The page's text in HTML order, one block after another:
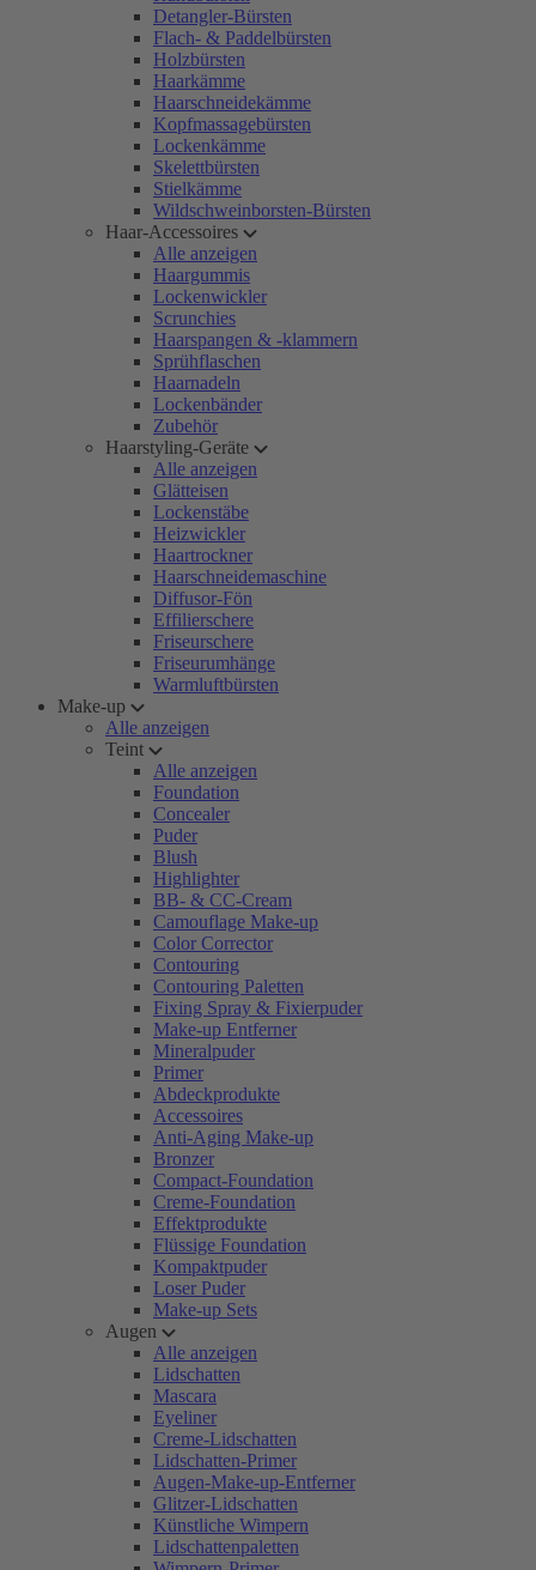
Detangler-Bürsten
Flach- & Paddelbürsten
Holzbürsten
Haarkämme
Haarschneidekämme
Kopfmassagebürsten
Lockenkämme
Skelettbürsten
Stielkämme
Wildschweinborsten-Bürsten
Haar-Accessoires
Alle anzeigen
Haargummis
Lockenwickler
Scrunchies
Haarspangen & -klammern
Sprühflaschen
Haarnadeln
Lockenbänder
Zubehör
Haarstyling-Geräte
Alle anzeigen
Glätteisen
Lockenstäbe
Heizwickler
Haartrockner
Haarschneidemaschine
Diffusor-Fön
Effilierschere
Friseurschere
Friseurumhänge
Warmluftbürsten
Make-up
Alle anzeigen
Teint
Alle anzeigen
Foundation
Concealer
Puder
Blush
Highlighter
BB- & CC-Cream
Camouflage Make-up
Color Corrector
Contouring
Contouring Paletten
Fixing Spray & Fixierpuder
Make-up Entferner
Mineralpuder
Primer
Abdeckprodukte
Accessoires
Anti-Aging Make-up
Bronzer
Compact-Foundation
Creme-Foundation
Effektprodukte
Flüssige Foundation
Kompaktpuder
Loser Puder
Make-up Sets
Augen
Alle anzeigen
Lidschatten
Mascara
Eyeliner
Creme-Lidschatten
Lidschatten-Primer
Augen-Make-up-Entferner
Glitzer-Lidschatten
Künstliche Wimpern
Lidschattenpaletten